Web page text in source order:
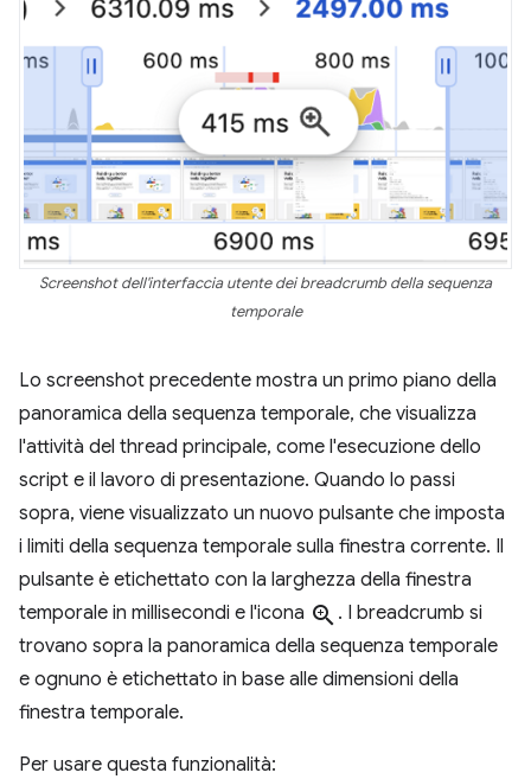
Screenshot dell'interfaccia utente dei breadcrumb della sequenza
temporale
Lo screenshot precedente mostra un primo piano della
panoramica della sequenza temporale, che visualizza
l'attività del thread principale, come l'esecuzione dello
script e il lavoro di presentazione. Quando lo passi
sopra, viene visualizzato un nuovo pulsante che imposta
i limiti della sequenza temporale sulla finestra corrente. Il
pulsante è etichettato con la larghezza della finestra
temporale in millisecondi e l'icona zoom_in . I breadcrumb si
trovano sopra la panoramica della sequenza temporale
e ognuno è etichettato in base alle dimensioni della
finestra temporale.
Per usare questa funzionalità: